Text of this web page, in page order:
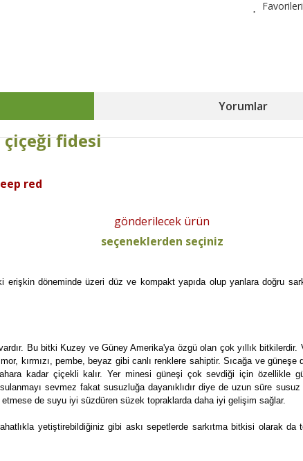
Yorumlar
çiçeği fidesi
red
gönderilecek ürün
seçeneklerden seçiniz
erişkin döneminde üzeri düz ve kompakt yapıda olup yanlara doğru
Bu bitki Kuzey ve Güney Amerika'ya özgü olan çok yıllık
kırmızı, pembe, beyaz gibi canlı renklere sahiptir. Sıcağa ve güneşe
kadar çiçekli kalır. Yer minesi güneşi çok sevdiği için özellikle
sevmez fakat susuzluğa dayanıklıdır diye de uzun süre
etmese de suyu iyi süzdüren süzek topraklarda daha iyi gelişim sağlar.
rahatlıkla yetiştirebildiğiniz gibi askı sepetlerde sarkıtma bitkisi olarak